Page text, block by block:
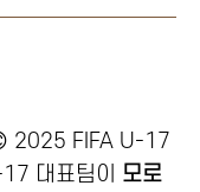
2025 FIFA U-17
대표팀이 모로